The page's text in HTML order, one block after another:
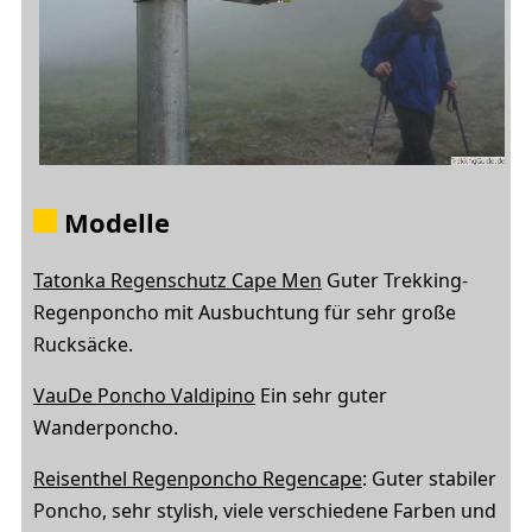
Modelle
Tatonka Regenschutz Cape Men Guter Trekking-
Regenponcho mit Ausbuchtung für sehr große
Rucksäcke.
VauDe Poncho Valdipino Ein sehr guter
Wanderponcho.
Reisenthel Regenponcho Regencape: Guter stabiler
Poncho, sehr stylish, viele verschiedene Farben und